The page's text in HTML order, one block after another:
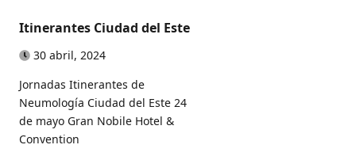
Itinerantes Ciudad del Este
30 abril, 2024
Jornadas Itinerantes de
Neumología Ciudad del Este 24
de mayo Gran Nobile Hotel &
Convention